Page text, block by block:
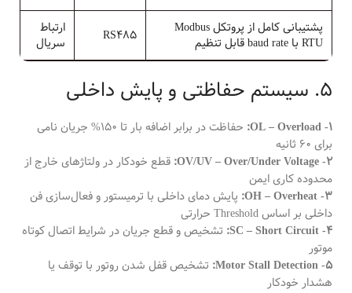
پشتیبانی کامل از پروتکل Modbus
RTU با baud rate قابل تنظیم
RS485
ارتباط
سریال
5. سیستم حفاظتی و پایش داخلی
1- OL – Overload:
حفاظت در برابر اضافه بار تا 150% جریان نامی
برای 60 ثانیه
2- OV/UV – Over/Under Voltage:
قطع خودکار در ولتاژهای خارج از
محدوده کاری ایمن
3- OH – Overheat:
پایش دمای داخلی با ترمیستور و فعال‌سازی فن
داخلی بر اساس Threshold حرارتی
4- SC – Short Circuit:
تشخیص و قطع جریان در شرایط اتصال کوتاه
موتور
5- Motor Stall Detection:
تشخیص قفل شدن روتور با توقف یا
هشدار خودکار